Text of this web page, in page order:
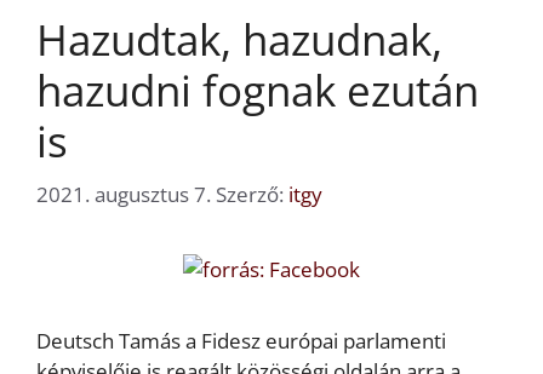
Hazudtak, hazudnak,
hazudni fognak ezután
is
2021. augusztus 7. Szerző: itgy
Deutsch Tamás a Fidesz európai parlamenti